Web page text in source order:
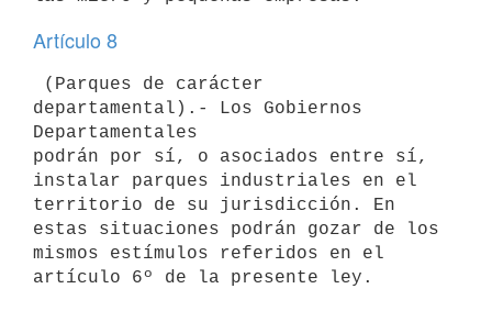
Artículo 8
departamental).- Los Gobiernos
Departamentales
podrán por sí, o asociados entre sí,
instalar parques industriales en el
territorio de su jurisdicción. En
estas situaciones podrán gozar de los
mismos estímulos referidos en el
artículo 6º de la presente ley.